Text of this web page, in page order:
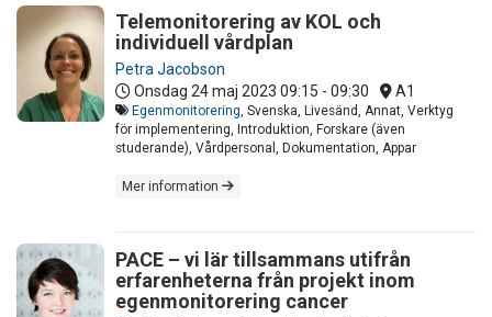
Telemonitorering av KOL och
individuell vårdplan
Petra Jacobson
Onsdag 24 maj 2023 09:15 - 09:30 A1
Egenmonitorering , Svenska, Livesänd, Annat, Verktyg
för implementering, Introduktion, Forskare (även
studerande), Vårdpersonal, Dokumentation, Appar
Mer information
PACE – vi lär tillsammans utifrån
erfarenheterna från projekt inom
egenmonitorering cancer